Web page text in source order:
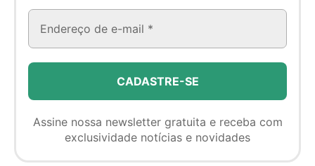
Assine nossa newsletter gratuita e receba com
exclusividade notícias e novidades